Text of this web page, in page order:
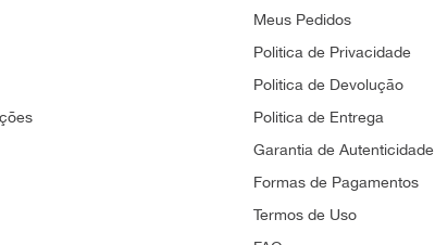
Meus Pedidos
Politica de Privacidade
Politica de Devolução
Politica de Entrega
Garantia de Autenticidade
Formas de Pagamentos
Termos de Uso